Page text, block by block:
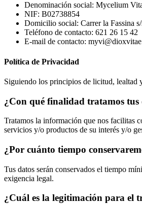
Denominación social: Mycelium
NIF: B02738854
Domicilio social: Carrer la Fassina
Teléfono de contacto: 621 26 15 42
E-mail de contacto:
Política de Privacidad
Siguiendo los principios de licitud, lealtad
¿Con qué finalidad tratamos tus
Tratamos la información que nos facilitas
servicios y/o productos de su interés y/o
¿Por cuánto tiempo
Tus datos serán conservados el tiempo
exigencia legal.
¿Cuál es la legitimación para el